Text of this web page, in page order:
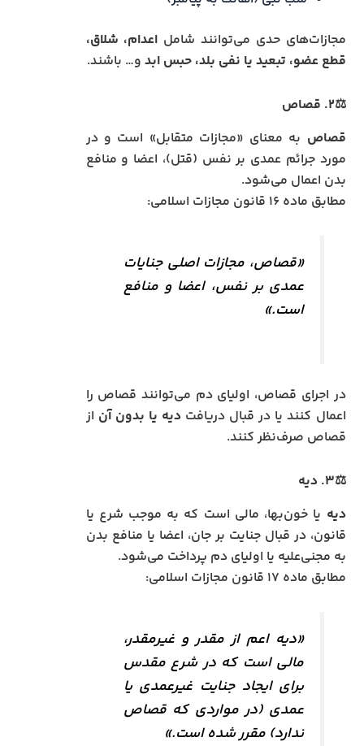
مجازات‌های حدی می‌توانند شامل اعدام، شلاق،
قطع عضو، تبعید یا نفی بلد، حبس ابد و… باشند.
⚖️۲. قصاص
قصاص به معنای «مجازات متقابل» است و در
مورد جرائم عمدی بر نفس (قتل)، اعضا و منافع
بدن اعمال می‌شود.
مطابق ماده ۱۶ قانون مجازات اسلامی:
«قصاص، مجازات اصلی جنایات
عمدی بر نفس، اعضا و منافع
است.»
در اجرای قصاص، اولیای دم می‌توانند قصاص را
اعمال کنند یا در قبال دریافتدیه یا بدون آن از
قصاص صرف‌نظر کنند.
⚖️۳. دیه
دیه یا خون‌بها، مالی است که به موجب شرع یا
قانون، در قبال جنایت بر جان، اعضا یا منافع بدن
به مجنی‌علیه یا اولیای دم پرداخت می‌شود.
مطابق ماده ۱۷ قانون مجازات اسلامی:
«دیه اعم از مقدر و غیرمقدر،
مالی است که در شرع مقدس
برای ایجاد جنایت غیرعمدی یا
عمدی (در مواردی که قصاص
ندارد) مقرر شده است.»